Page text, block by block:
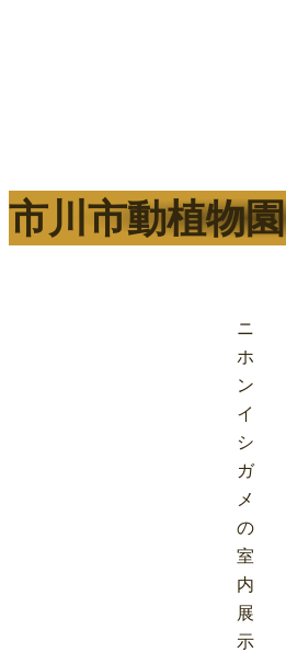
市川市動植物園
ニ
ホ
ン
イ
シ
ガ
メ
の
室
内
展
示